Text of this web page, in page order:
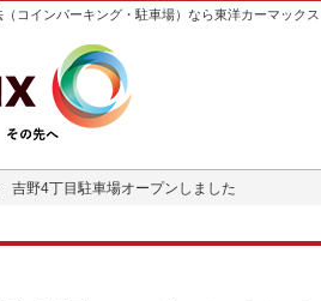
吉野4丁目駐車場オープンしました
コインパーキング・駐車場）なら東洋カーマックス
吉野4丁目駐車場オープンしました